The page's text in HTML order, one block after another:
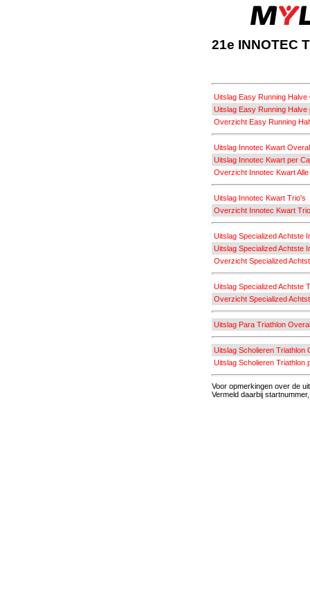
21e INNOTEC
Uitslag Easy Running Halve
Uitslag Easy Running Halve
Overzicht Easy Running
Uitslag Innotec Kwart
Uitslag Innotec Kwart per
Overzicht Innotec Kwart Alle
Uitslag Innotec Kwart Trio's
Overzicht Innotec Kwart
Uitslag Specialized Achtste
Uitslag Specialized Achtste
Overzicht Specialized
Uitslag Specialized Achtste
Overzicht Specialized
Uitslag Para Triathlon
Uitslag Scholieren Triathlon
Uitslag Scholieren Triathlon
Voor opmerkingen over de
Vermeld daarbij